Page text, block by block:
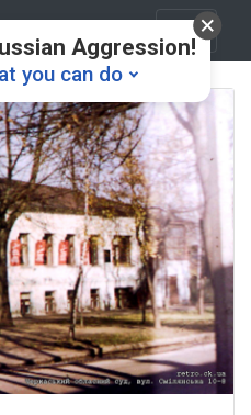
Aggression!
you can do
💸
❤